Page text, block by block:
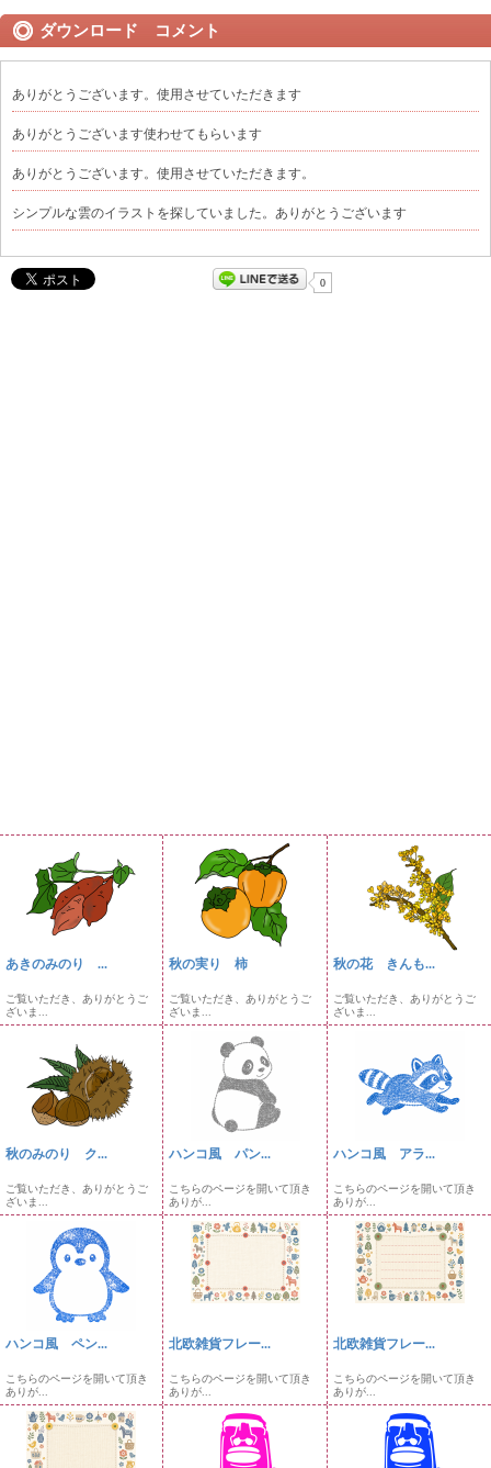
ダウンロード コメント
ありがとうございます。使用させていただきます
ありがとうございます使わせてもらいます
ありがとうございます。使用させていただきます。
シンプルな雲のイラストを探していました。ありがとうございます
0
あきのみのり ...
ご覧いただき、ありがとうご
ざいま...
秋の実り 柿
ご覧いただき、ありがとうご
ざいま...
秋の花 きんも...
ご覧いただき、ありがとうご
ざいま...
秋のみのり ク...
ご覧いただき、ありがとうご
ざいま...
ハンコ風 パン...
こちらのページを開いて頂き
ありが...
ハンコ風 アラ...
こちらのページを開いて頂き
ありが...
ハンコ風 ペン...
こちらのページを開いて頂き
ありが...
北欧雑貨フレー...
こちらのページを開いて頂き
ありが...
北欧雑貨フレー...
こちらのページを開いて頂き
ありが...